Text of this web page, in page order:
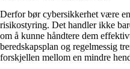
Derfor bør cybersikkerhet være
risikostyring. Det handler ikke
om å kunne håndtere dem
beredskapsplan og regelmessig
forskjellen mellom en mindre